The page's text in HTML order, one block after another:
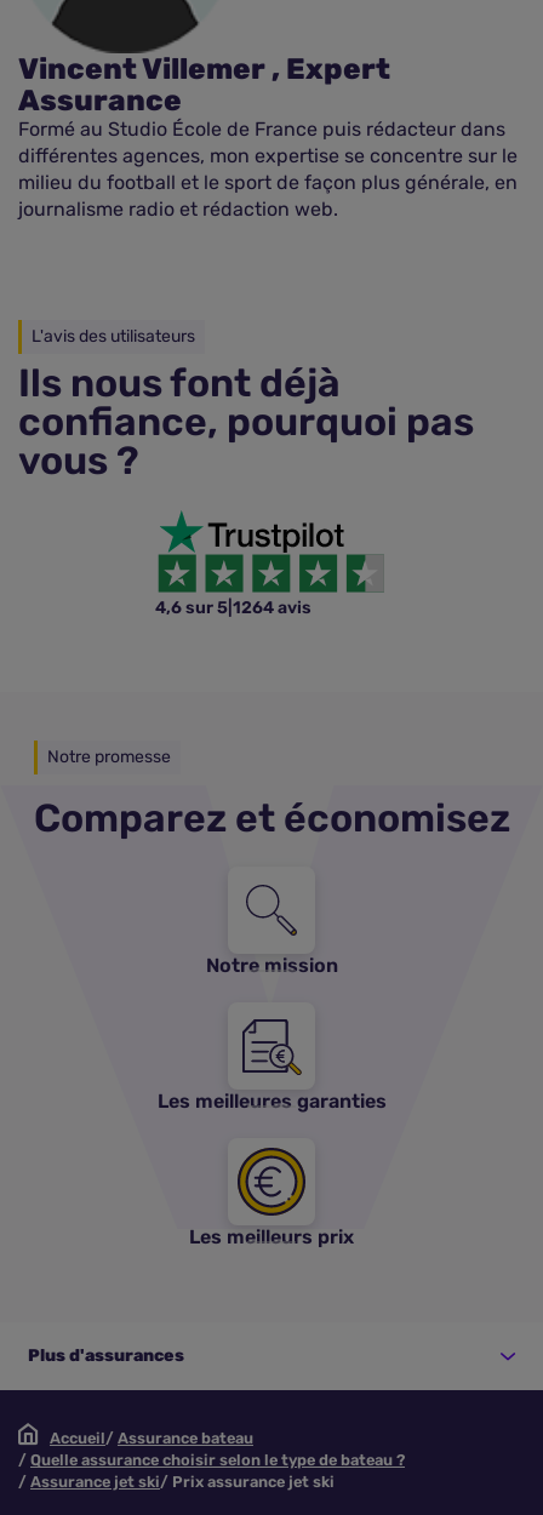
Vincent Villemer , Expert
Assurance
Formé au Studio École de France puis rédacteur dans
différentes agences, mon expertise se concentre sur le
milieu du football et le sport de façon plus générale, en
journalisme radio et rédaction web.
L'avis des utilisateurs
Ils nous font déjà
confiance, pourquoi pas
vous ?
4,6 sur 5 1264 avis
Notre promesse
Comparez et économisez
Notre mission
Les meilleures garanties
Les meilleurs prix
Plus d'assurances
Accueil
Assurance bateau
Quelle assurance choisir selon le type de bateau ?
Assurance jet ski
Prix assurance jet ski